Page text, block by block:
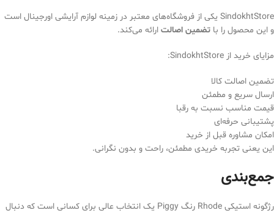
SindokhtStore یکی از فروشگاه‌های معتبر در زمینه لوازم آرایشی اورجینال است
و این محصول را با تضمین اصالت ارائه می‌کند.
مزایای خرید از SindokhtStore:
تضمین اصالت کالا
ارسال سریع و مطمئن
قیمت مناسب نسبت به رقبا
پشتیبانی حرفه‌ای
امکان مشاوره قبل از خرید
این یعنی تجربه خریدی مطمئن، راحت و بدون نگرانی.
جمع‌بندی
رژگونه استیکی Rhode رنگ Piggy یک انتخاب عالی برای کسانی است که دنبال